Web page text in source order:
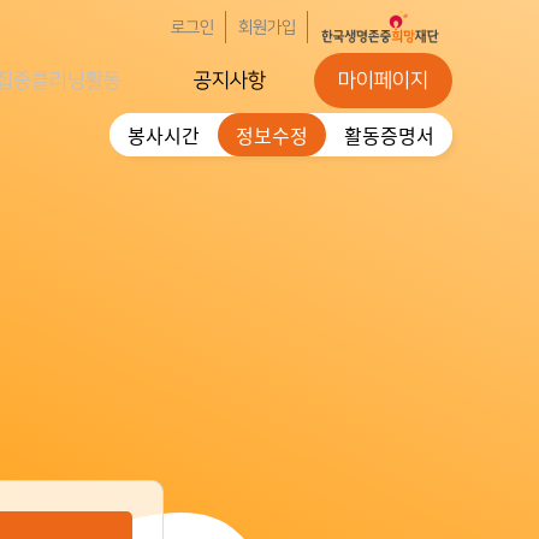
로그인 회원가입
중클리닝활동 공지사항 마이페이지
봉사시간 정보수정 활동증명서